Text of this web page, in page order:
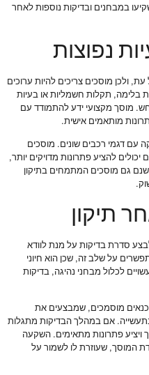
במבחנים ובדיקות נוספות לאחר
נפוצות
ולכן מוסכים צריכים להיות ערוכים
בלימה, תקלות חשמליות או בעיות
מוסך מקצועי ידע להתמודד עם
מותאמים אישית.
עם דגמי רכבים שונים. מוסכים
להציע פתרונות מדויקים יותר,
גם מוסכים המתמחים בתיקון
תיקון
סדרת בדיקות על מנת לוודא
על שלב זה, שכן הוא חיוני
לכלול מבחני נהיגה, בדיקות
מוסמכים, שמבצעים את
אם במהלך הבדיקות מתגלות
ויציע פתרונות מתאימים. השקעה
המוסך, שעוזרת לו לשמור על